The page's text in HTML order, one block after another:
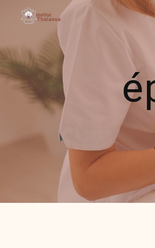
Panneau de gestion des cookies